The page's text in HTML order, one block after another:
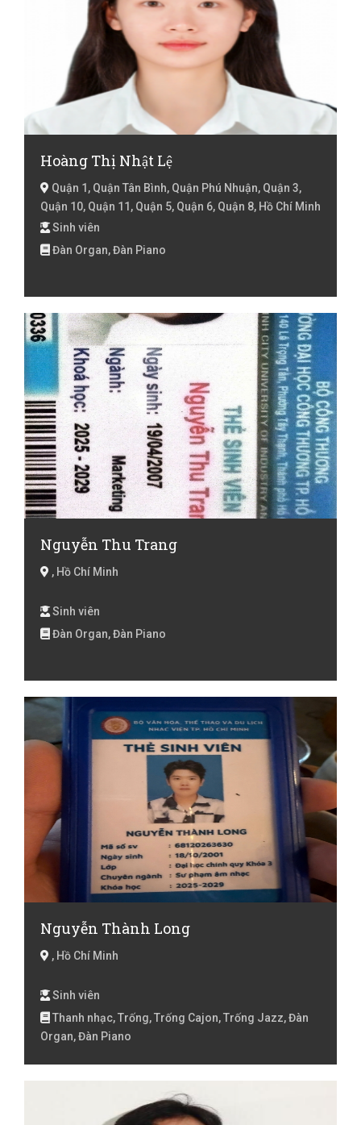
Hoàng Thị Nhật Lệ
Quận 1, Quận Tân Bình, Quận Phú Nhuận, Quận 3,
Quận 10, Quận 11, Quận 5, Quận 6, Quận 8, Hồ Chí Minh
Sinh viên
Đàn Organ, Đàn Piano
Nguyễn Thu Trang
, Hồ Chí Minh
Sinh viên
Đàn Organ, Đàn Piano
Nguyễn Thành Long
, Hồ Chí Minh
Sinh viên
Thanh nhạc, Trống, Trống Cajon, Trống Jazz, Đàn
Organ, Đàn Piano